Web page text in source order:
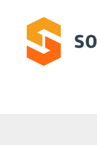
content